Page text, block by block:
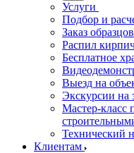
Услуги
Подбор и
Заказ
Распил
Бесплатное
Выезд на
Экскурсии на
Мастер-класс
Технический
Клиентам